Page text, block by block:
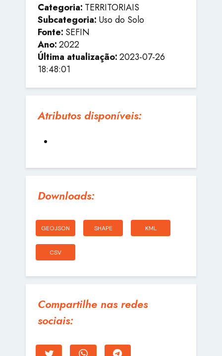
Categoria: TERRITORIAIS
Subcategoria: Uso do Solo
Fonte: SEFIN
Ano:2022
Última atualização:2023-07-26
18:48:01
Atributos disponíveis:
Downloads:
GEOJSON SHAPE KML
CSV
Compartilhe nas redes
sociais: